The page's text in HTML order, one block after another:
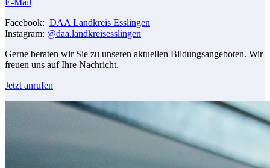
E-Mail
Facebook: DAA Landkreis Esslingen
Instagram: @daa.landkreisesslingen
Gerne beraten wir Sie zu unseren aktuellen Bildungsangeboten. Wir
freuen uns auf Ihre Nachricht.
Jetzt anrufen